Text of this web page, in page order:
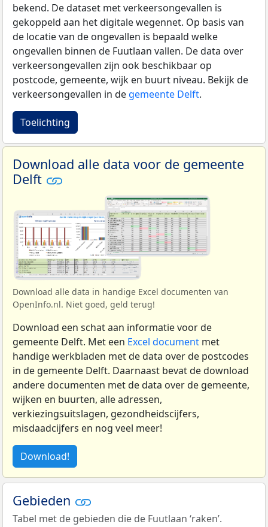
bekend. De dataset met verkeersongevallen is
gekoppeld aan het digitale wegennet. Op basis van
de locatie van de ongevallen is bepaald welke
ongevallen binnen de Fuutlaan vallen. De data over
verkeersongevallen zijn ook beschikbaar op
postcode, gemeente, wijk en buurt niveau. Bekijk de
verkeersongevallen in de gemeente Delft.
Toelichting
Download alle data voor de gemeente
Delft
Download alle data in handige Excel documenten van
OpenInfo.nl. Niet goed, geld terug!
Download een schat aan informatie voor de
gemeente Delft. Met een Excel document met
handige werkbladen met de data over de postcodes
in de gemeente Delft. Daarnaast bevat de download
andere documenten met de data over de gemeente,
wijken en buurten, alle adressen,
verkiezingsuitslagen, gezondheidscijfers,
misdaadcijfers en nog veel meer!
Download!
Gebieden
Tabel met de gebieden die de Fuutlaan ‘raken’.